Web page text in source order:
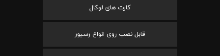
کارت های لوکال
قابل نصب روی انواع رسیور